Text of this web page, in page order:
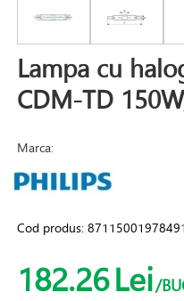
Lampa cu
CDM-TD
Marca:
Cod produs:
182.26Lei
/